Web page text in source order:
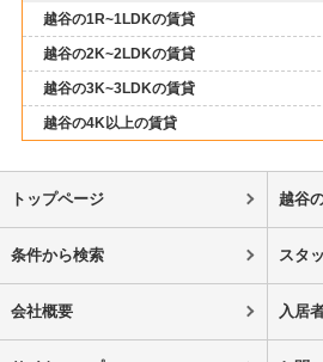
越谷の1R~1LDKの賃貸
越谷の2K~2LDKの賃貸
越谷の3K~3LDKの賃貸
越谷の4K以上の賃貸
トップページ 越谷
条件から検索 スタ
会社概要 入居